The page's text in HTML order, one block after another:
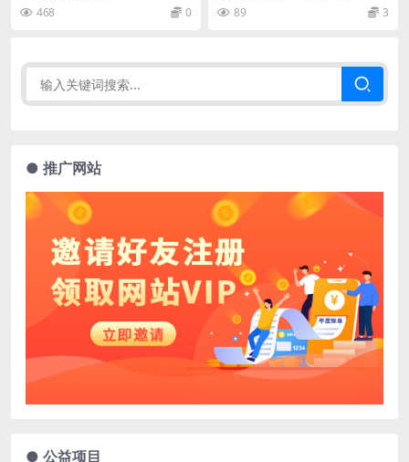
468 0 89 3
● 推广网站
● 公益项目